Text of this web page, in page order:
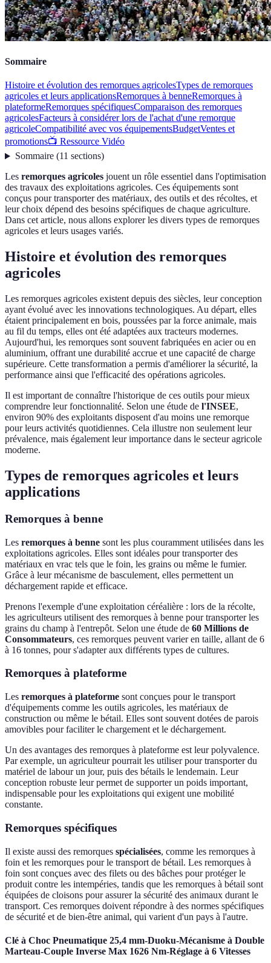
Sommaire
Histoire et évolution des remorques agricolesTypes de remorques
agricoles et leurs applicationsRemorques à benneRemorques à
plateformeRemorques spécifiquesComparaison des remorques
agricolesFacteurs à considérer lors de l'achat d'une remorque
agricoleCompatibilité avec vos équipementsBudgetVentes et
promotions📺 Ressource Vidéo
Sommaire(11 sections)
Les remorques agricoles jouent un rôle essentiel dans l'optimisation
des travaux des exploitations agricoles. Ces équipements sont
conçus pour transporter des matériaux, des outils et des récoltes, et
leur choix dépend des besoins spécifiques de chaque agriculture.
Dans cet article, nous allons explorer les divers types de remorques
agricoles et leurs usages variés.
Histoire et évolution des remorques
agricoles
Les remorques agricoles existent depuis des siècles, leur conception
ayant évolué avec les innovations technologiques. Au départ, elles
étaient principalement en bois, poussées par la force animale, mais
au fil du temps, elles ont été adaptées aux tracteurs modernes.
Aujourd'hui, les remorques sont souvent fabriquées en acier ou en
aluminium, offrant une durabilité accrue et une capacité de charge
supérieure. Cette transformation a permis d'améliorer la sécurité, la
performance ainsi que l'efficacité des opérations agricoles.
Il est important de connaître l'historique de ces outils pour mieux
comprendre leur fonctionnalité. Selon une étude de l'INSEE,
environ 90% des exploitants disposent d'au moins une remorque
pour leurs activités quotidiennes. Cela illustre non seulement leur
prévalence, mais également leur importance dans le secteur agricole
moderne.
Types de remorques agricoles et leurs
applications
Remorques à benne
Les remorques à benne sont les plus couramment utilisées dans les
exploitations agricoles. Elles sont idéales pour transporter des
matériaux en vrac tels que le foin, les grains ou même le fumier.
Grâce à leur mécanisme de basculement, elles permettent un
déchargement rapide et efficace.
Prenons l'exemple d'une exploitation céréalière : lors de la récolte,
les agriculteurs utilisent des remorques à benne pour transporter les
grains du champ à l'entrepôt. Selon une étude de 60 Millions de
Consommateurs, ces remorques peuvent varier en taille, allant de 6
à 16 tonnes, pour s'adapter aux différents types de cultures.
Remorques à plateforme
Les remorques à plateforme sont conçues pour le transport
d'équipements comme les outils agricoles, les matériaux de
construction ou même le bétail. Elles sont souvent dotées de parois
amovibles pour faciliter le chargement et le déchargement.
Un des avantages des remorques à plateforme est leur polyvalence.
Par exemple, un agriculteur pourrait les utiliser pour transporter du
matériel de labour un jour, puis des bétails le lendemain. Leur
conception robuste leur permet de supporter un poids important,
indispensable pour les exploitations qui exigent une mobilité
constante.
Remorques spécifiques
Il existe aussi des remorques spécialisées, comme les remorques à
foin et les remorques pour le transport de bétail. Les remorques à
foin sont conçues avec des filets ou des bâches pour protéger le
produit contre les intempéries, tandis que les remorques à bétail sont
équipées de cloisons pour assurer la sécurité des animaux durant le
transport. Ces remorques doivent répondre à des normes spécifiques
de sécurité et de bien-être animal, qui varient d'un pays à l'autre.
Clé à Choc Pneumatique 25,4 mm-Duoku-Mécanisme à Double
Marteau-Couple Inverse Max 1626 Nm-Réglage à 6 Vitesses